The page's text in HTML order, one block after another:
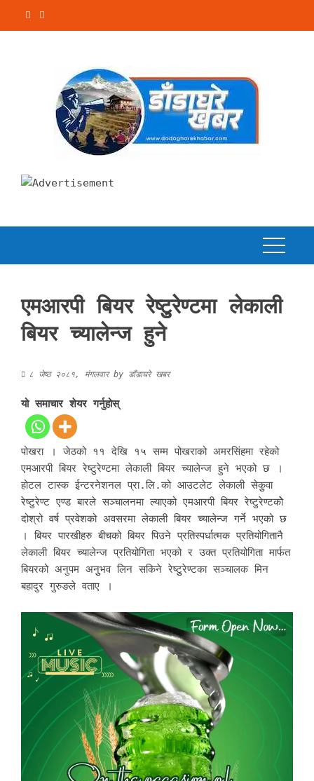
एमआरपी बियर रेष्टुुरेण्टमा लेकाली
बियर च्यालेन्ज हुने
८ जेष्ठ २०८१, मंगलवारby डाँडाघरे खबर
यो समाचार शेयर गर्नुहोस्
पोखरा । जेठको ११ देखि १५ सम्म पोखराको अमरसिंहमा रहेको
एमआरपी बियर रेष्टुरेण्टमा लेकाली बियर च्यालेन्ज हुने भएको छ ।
होटल टास्क ईन्टरनेशनल प्रा.लि.को आउटलेट लेकाली सेकुुवा
रेष्टुरेण्ट एण्ड बारले सञ्चालनमा ल्याएको एमआरपी बियर रेष्टुरेण्टकोे
दोश्रो वर्ष प्रवेशको अवसरमा लेकाली बियर च्यालेन्ज गर्ने भएको छ
। बियर पारखीहरु बीचको बियर पिउने प्रतिस्पर्धात्मक प्रतियोगितानै
लेकाली बियर च्यालेन्ज प्रतियोगिता भएको र उक्त प्रतियोगिता मार्फत
बियरको अनुपम अनुुभव लिन सकिने रेष्टुुरेण्टका सञ्चालक मिन
बहादुर गुरुङले वताए ।